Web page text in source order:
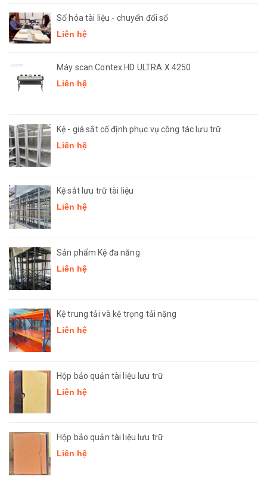
Số hóa tài liệu - chuyển đổi số
Liên hệ
Máy scan Contex HD ULTRA X 4250
Liên hệ
Kệ - giá sắt cố định phục vụ công tác lưu trữ
Liên hệ
Kệ sắt lưu trữ tài liệu
Liên hệ
Sản phẩm Kệ đa năng
Liên hệ
Kệ trung tải và kệ trọng tải nặng
Liên hệ
Hộp bảo quản tài liệu lưu trữ
Liên hệ
Hộp bảo quản tài liệu lưu trữ
Liên hệ